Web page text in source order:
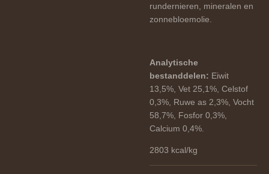
rundernieren, mineralen en
zonnebloemolie.
Analytische
bestanddelen: Eiwit
13,5%, Vet 25,1%, Celstof
0,3%, Ruwe as 2,3%, Vocht
58,7%, Fosfor 0,3%,
Calcium 0,4%.
2803 kcal/kg